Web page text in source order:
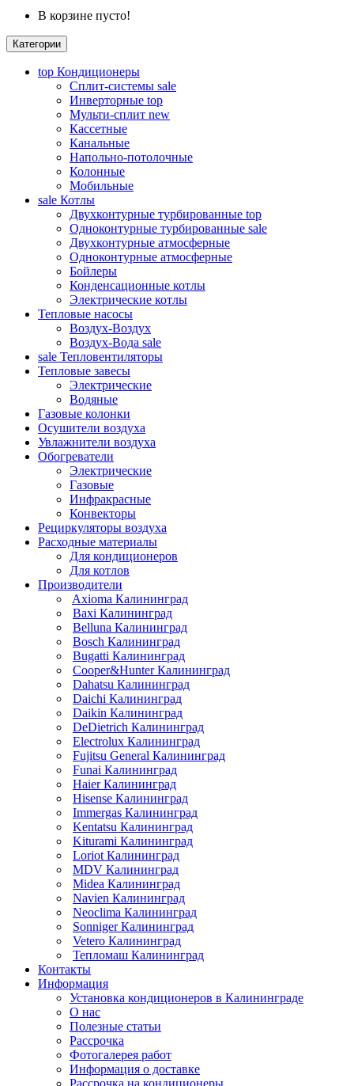
В корзине пусто!
Категории
top Кондиционеры
Сплит-системы sale
Инверторные top
Мульти-сплит new
Кассетные
Канальные
Напольно-потолочные
Колонные
Мобильные
sale Котлы
Двухконтурные турбированные top
Одноконтурные турбированные sale
Двухконтурные атмосферные
Одноконтурные атмосферные
Бойлеры
Конденсационные котлы
Электрические котлы
Тепловые насосы
Воздух-Воздух
Воздух-Вода sale
sale Тепловентиляторы
Тепловые завесы
Электрические
Водяные
Газовые колонки
Осушители воздуха
Увлажнители воздуха
Обогреватели
Электрические
Газовые
Инфракрасные
Конвекторы
Рециркуляторы воздуха
Расходные материалы
Для кондиционеров
Для котлов
Производители
Axioma Калининград
Baxi Калининград
Belluna Калининград
Bosch Калининград
Bugatti Калининград
Cooper&Hunter Калининград
Dahatsu Калининград
Daichi Калининград
Daikin Калининград
DeDietrich Калининград
Electrolux Калининград
Fujitsu General Калининград
Funai Калининград
Haier Калининград
Hisense Калининград
Immergas Калининград
Kentatsu Калининград
Kiturami Калининград
Loriot Калининград
MDV Калининград
Midea Калининград
Navien Калининград
Neoclima Калининград
Sonniger Калининград
Vetero Калининград
Тепломаш Калининград
Контакты
Информация
Установка кондиционеров в Калининграде
О нас
Полезные статьи
Рассрочка
Фотогалерея работ
Информация о доставке
Рассрочка на кондиционеры